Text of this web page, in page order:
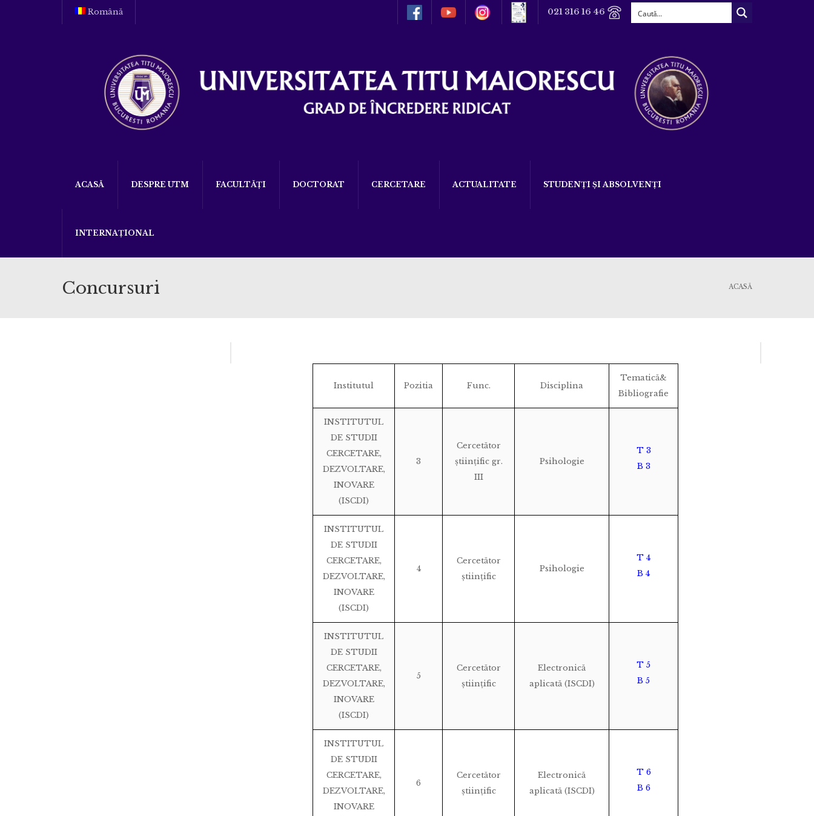
Română 021 316 16 46
ACASĂ DESPRE UTM FACULTĂȚI DOCTORAT CERCETARE ACTUALITATE STUDENȚI ȘI ABSOLVENȚI
INTERNAȚIONAL
Concursuri ACASĂ
Institutul Pozitia Func. Disciplina
Tematică&
Bibliografie
INSTITUTUL
DE STUDII
CERCETARE,
DEZVOLTARE,
INOVARE
(ISCDI)
3
Cercetător
științific gr.
III
Psihologie
T 3
B 3
INSTITUTUL
DE STUDII
CERCETARE,
DEZVOLTARE,
INOVARE
(ISCDI)
4
Cercetător
științific
Psihologie
T 4
B 4
INSTITUTUL
DE STUDII
CERCETARE,
DEZVOLTARE,
INOVARE
(ISCDI)
5
Cercetător
științific
Electronică
aplicată (ISCDI)
T 5
B 5
INSTITUTUL
DE STUDII
CERCETARE,
DEZVOLTARE,
INOVARE
6
Cercetător
științific
Electronică
aplicată (ISCDI)
T 6
B 6